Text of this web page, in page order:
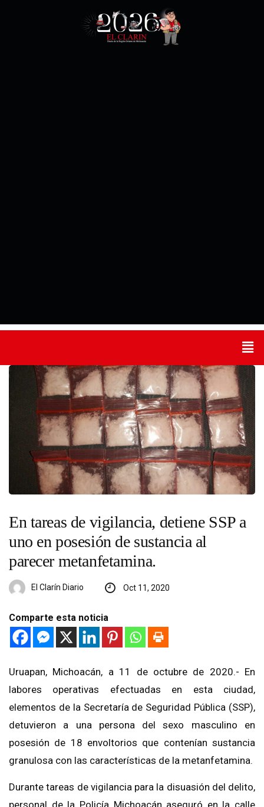
En tareas de vigilancia, detiene SSP a
uno en posesión de sustancia al
parecer metanfetamina.
El Clarín Diario Oct 11, 2020
Comparte esta noticia
Uruapan, Michoacán, a 11 de octubre de 2020.- En
labores operativas efectuadas en esta ciudad,
elementos de la Secretaría de Seguridad Pública (SSP),
detuvieron a una persona del sexo masculino en
posesión de 18 envoltorios que contenían sustancia
granulosa con las características de la metanfetamina.
Durante tareas de vigilancia para la disuasión del delito,